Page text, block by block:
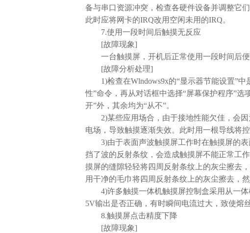
备与串口资源冲突，检查各硬件设备并调整它
此时应将网卡的IRQ改用空闲未用的IRQ。
7.使用一段时间后触摸无反应
[故障现象]
一台触摸屏，开机后正常使用一段时间后便
[故障分析处理]
1)检查在Wlndows9x的“显示器节能设置”中
性”命令，再从对话框中选择“屏幕保护程序”选
开”外，其余均为“从不”。
2)某些应用场合，由于接地性能欠佳，会因
电场，导致触摸逐渐失效。此时用一根导线将
3)由于表面声波触摸屏工作时在触摸屏的表
挡了波的反射条纹，会造成触摸屏不能正常工
摸屏的缝隙轻轻将四周反射条纹上的灰尘擦去
用干净的毛巾将四周反射条纹上的灰尘擦去，
4)许多触摸一体机触摸屏控制盒采用从一体
5V输出是否正确，有时瞬间电流过大，致使熔
8.触摸屏点击精度下降
[故障现象]